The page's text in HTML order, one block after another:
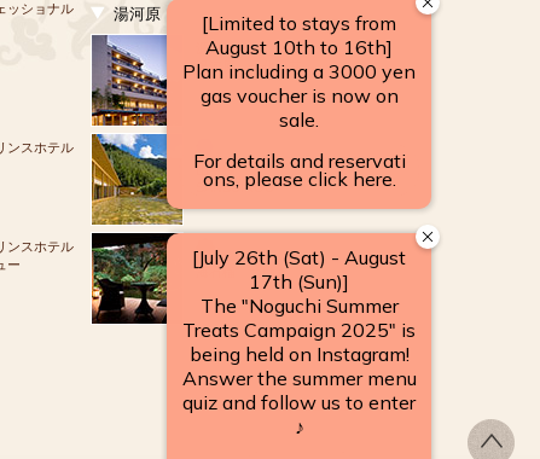
ッショナル
ンスホテル
ンスホテル
ー
湯河原
源泉のお宿
湯河原 千代田荘
山翠楼
SANSUIROU
海石榴 つばき